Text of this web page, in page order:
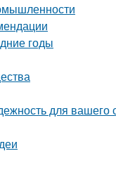
годы
для вашего